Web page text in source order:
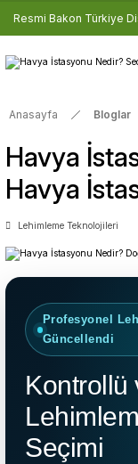
Resmi Bakon Türkiye
Anasayfa Bloglar
Havya
Havya
Lehimleme Teknolojileri
Profesyonel
Güncellendi
Kontrollü
Seçimi